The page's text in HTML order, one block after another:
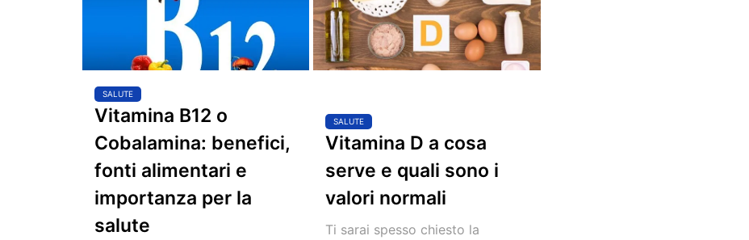
SALUTE
Vitamina B12 o
Cobalamina: benefici,
fonti alimentari e
importanza per la
salute
SALUTE
Vitamina D a cosa
serve e quali sono i
valori normali
Ti sarai spesso chiesto la